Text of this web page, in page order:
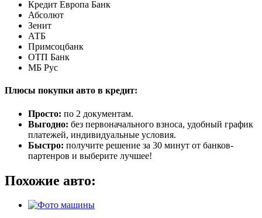
Кредит Европа Банк
Абсолют
Зенит
АТБ
Примсоцбанк
ОТП Банк
МБ Рус
Плюсы покупки авто в кредит:
Просто: по 2 документам.
Выгодно: без первоначального взноса, удобный график
платежей, индивидуальные условия.
Быстро: получите решение за 30 минут от банков-
партенров и выберите лучшее!
Похожие авто: